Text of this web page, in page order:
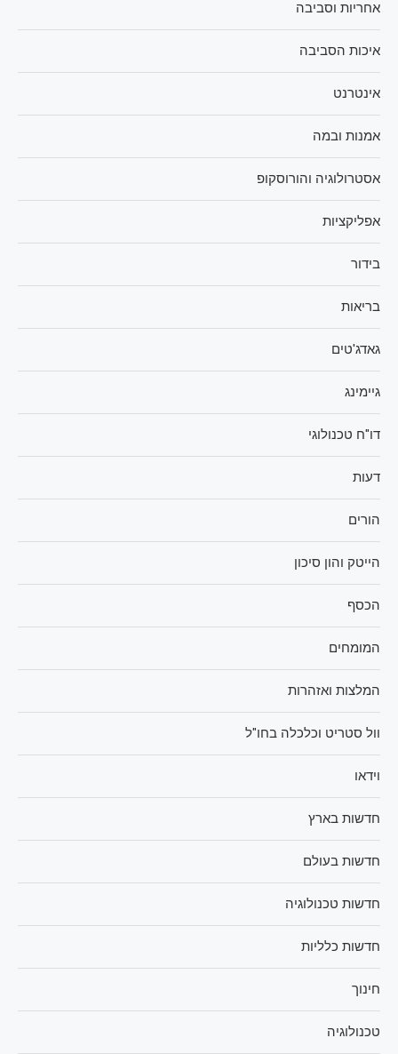
אחריות וסביבה
איכות הסביבה
אינטרנט
אמנות ובמה
אסטרולוגיה והורוסקופ
אפליקציות
בידור
בריאות
גאדג'טים
גיימינג
דו"ח טכנולוגי
דעות
הורים
הייטק והון סיכון
הכסף
המומחים
המלצות ואזהרות
וול סטריט וכלכלה בחו"ל
וידאו
חדשות בארץ
חדשות בעולם
חדשות טכנולוגיה
חדשות כלליות
חינוך
טכנולוגיה